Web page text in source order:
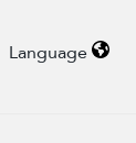
Language